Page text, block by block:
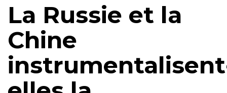
La Russie et la
Chine